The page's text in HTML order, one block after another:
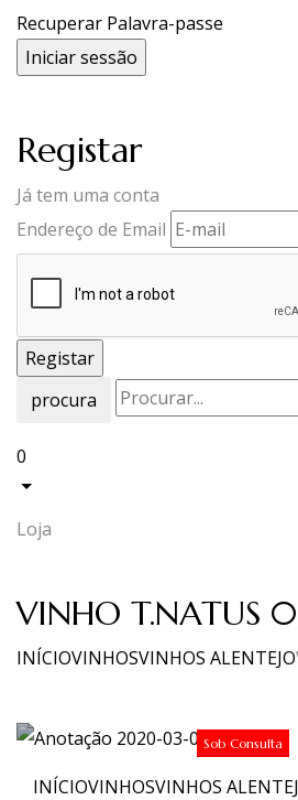
Recuperar Palavra-passe
Registar
Já tem uma conta
Endereço de Email
procura
0
Loja
VINHO T.NATUS
INÍCIOVINHOSVINHOS ALENTEJO
Sob Consulta
INÍCIOVINHOSVINHOS